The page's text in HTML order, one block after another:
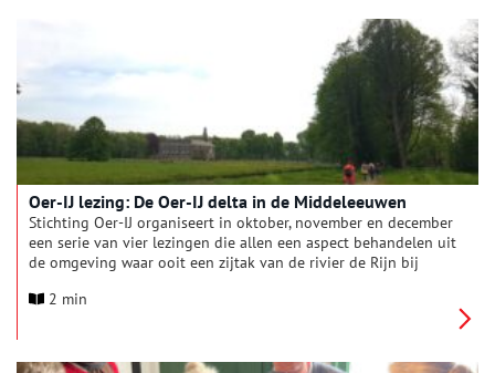
(StOK) hebben Honings uitgenodigd om op 22 februari een
lezing te houden in de Oude Kerk in Heemstede.
Oer-IJ lezing: De Oer-IJ delta in de Middeleeuwen
Stichting Oer-IJ organiseert in oktober, november en december
een serie van vier lezingen die allen een aspect behandelen uit
de omgeving waar ooit een zijtak van de rivier de Rijn bij
lezing, gegeven door Hans van Weenen. Hij geeft een
hoe zij het landschap ontwikkelden.
2 min